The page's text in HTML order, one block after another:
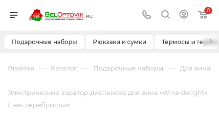
0
Подарочные наборы Рюкзаки и сумки Термосы и ›
Главная — Каталог — Подарочные наборы — Для вина
—
Электрический аэратор-диспенсер для вина «Wine delight»,
Цвет серебристый